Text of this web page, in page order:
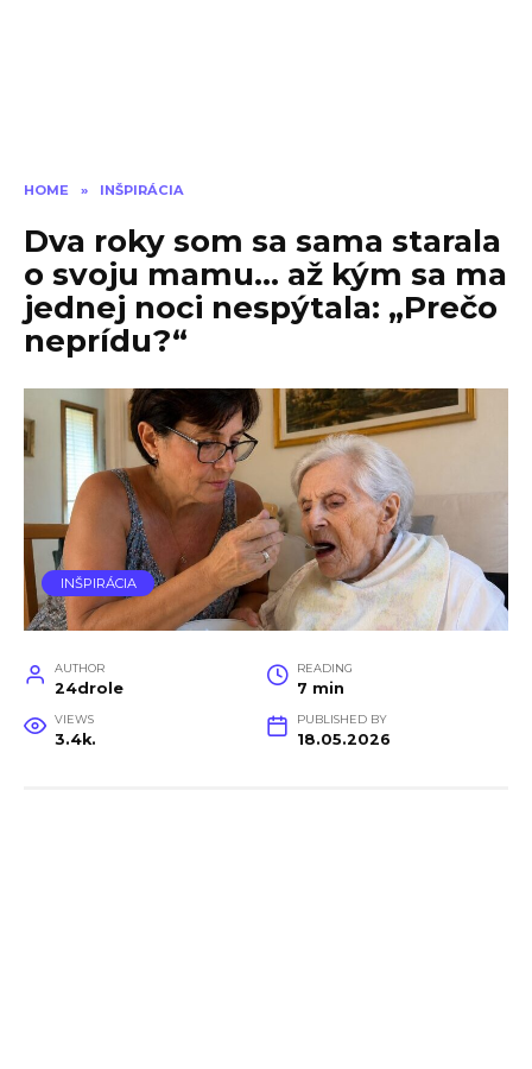
HOME » INŠPIRÁCIA
Dva roky som sa sama starala
o svoju mamu… až kým sa ma
jednej noci nespýtala: „Prečo
neprídu?“
INŠPIRÁCIA
AUTHOR
24drole
READING
7 min
VIEWS
3.4k.
PUBLISHED BY
18.05.2026